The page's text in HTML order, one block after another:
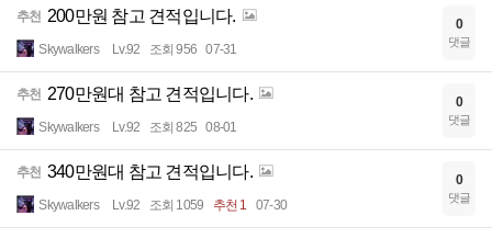
추천 200만원 참고 견적입니다.
Skywalkers Lv.92 조회 956 07-31
0
댓글
추천 270만원대 참고 견적입니다.
Skywalkers Lv.92 조회 825 08-01
0
댓글
추천 340만원대 참고 견적입니다.
Skywalkers Lv.92 조회 1059 추천 1 07-30
0
댓글